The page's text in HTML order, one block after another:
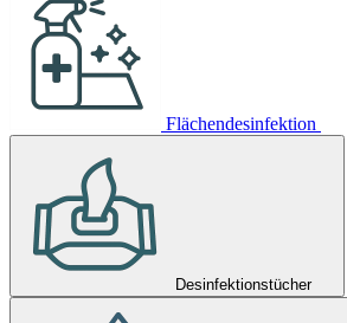
Flächendesinfektion
Desinfektionstücher